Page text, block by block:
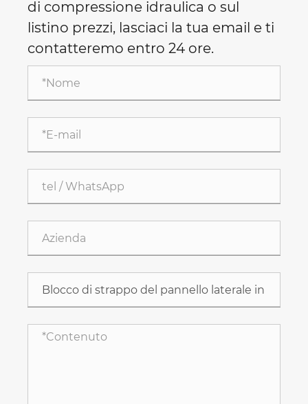
di compressione idraulica o sul
listino prezzi, lasciaci la tua email e ti
contatteremo entro 24 ore.